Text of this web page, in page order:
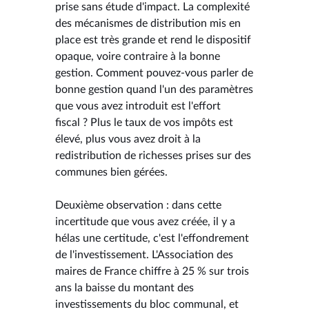
prise sans étude d'impact. La complexité
des mécanismes de distribution mis en
place est très grande et rend le dispositif
opaque, voire contraire à la bonne
gestion. Comment pouvez-vous parler de
bonne gestion quand l'un des paramètres
que vous avez introduit est l'effort
fiscal ? Plus le taux de vos impôts est
élevé, plus vous avez droit à la
redistribution de richesses prises sur des
communes bien gérées.
Deuxième observation : dans cette
incertitude que vous avez créée, il y a
hélas une certitude, c'est l'effondrement
de l'investissement. L'Association des
maires de France chiffre à 25 % sur trois
ans la baisse du montant des
investissements du bloc communal, et